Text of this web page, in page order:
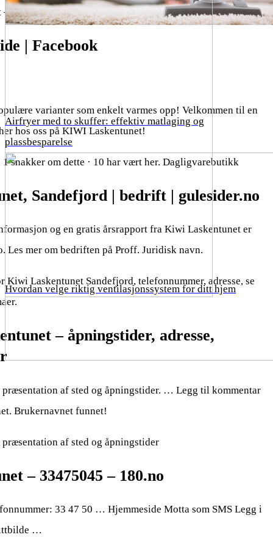
Airfryer med to skuffer: effektiv matlaging og
plassbesparelse
Hvordan velge riktig ventilasjonssystem for ditt hjem
Øvre Laskenvei 28, 3221 SANDEFJORD
| Facebook
varianter som enkelt varmes opp! Velkommen til en
hos oss på KIWI Laskentunet!
snakker om dette · 10 har vært her. Dagligvarebutikk
Sandefjord | bedrift | gulesider.no
og en gratis årsrapport fra Kiwi Laskentunet er
Les mer om bedriften på Proff. Juridisk navn.
Laskentunet Sandefjord, telefonnummer, adresse, se
– åpningstider, adresse,
af sted og åpningstider. … Legg til kommentar
Brukernavnet funnet!
af sted og åpningstider
– 33475045 – 180.no
33 47 50 … Hjemmeside Motta som SMS Legg i
…